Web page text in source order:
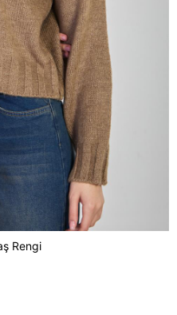
Rengi